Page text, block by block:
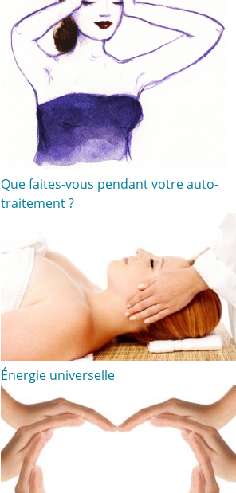
Que faites-vous pendant votre auto-
traitement ?
Énergie universelle